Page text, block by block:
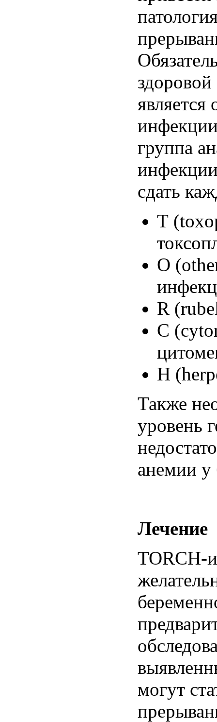
здоровой
является
группа
сдать
Т (
O
R
С (
H
Также
уровень
анемии у
Лечение
TORCH-
могут